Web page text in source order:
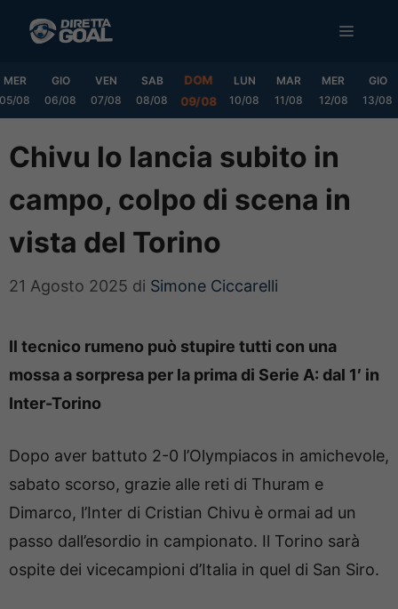
MENU
MER
05/08
GIO
06/08
VEN
07/08
SAB
08/08
DOM
09/08
LUN
10/08
MAR
11/08
MER
12/08
GIO
13/08
Chivu lo lancia subito in
campo, colpo di scena in
vista del Torino
21 Agosto 2025 di Simone Ciccarelli
Il tecnico rumeno può stupire tutti con una
mossa a sorpresa per la prima di Serie A: dal 1′ in
Inter-Torino
Dopo aver battuto 2-0 l’Olympiacos in amichevole,
sabato scorso, grazie alle reti di Thuram e
Dimarco, l’Inter di Cristian Chivu è ormai ad un
passo dall’esordio in campionato. Il Torino sarà
ospite dei vicecampioni d’Italia in quel di San Siro.